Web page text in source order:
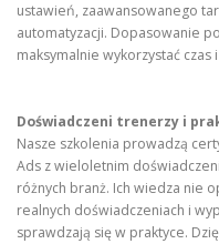
ustawień, zaawansowanego
automatyzacji. Dopasowanie
maksymalnie wykorzystać czas
Doświadczeni trenerzy i
Nasze szkolenia prowadzą
Ads z wieloletnim
różnych branż. Ich wiedza nie
realnych doświadczeniach i
sprawdzają się w praktyce.